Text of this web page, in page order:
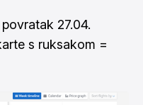
27.04.
s ruksakom =